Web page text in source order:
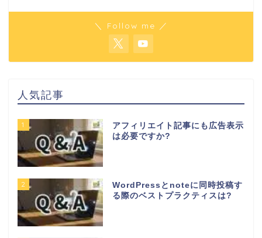
＼ Follow me ／
人気記事
1
アフィリエイト記事にも広告表示
は必要ですか?
2
WordPressとnoteに同時投稿す
る際のベストプラクティスは?